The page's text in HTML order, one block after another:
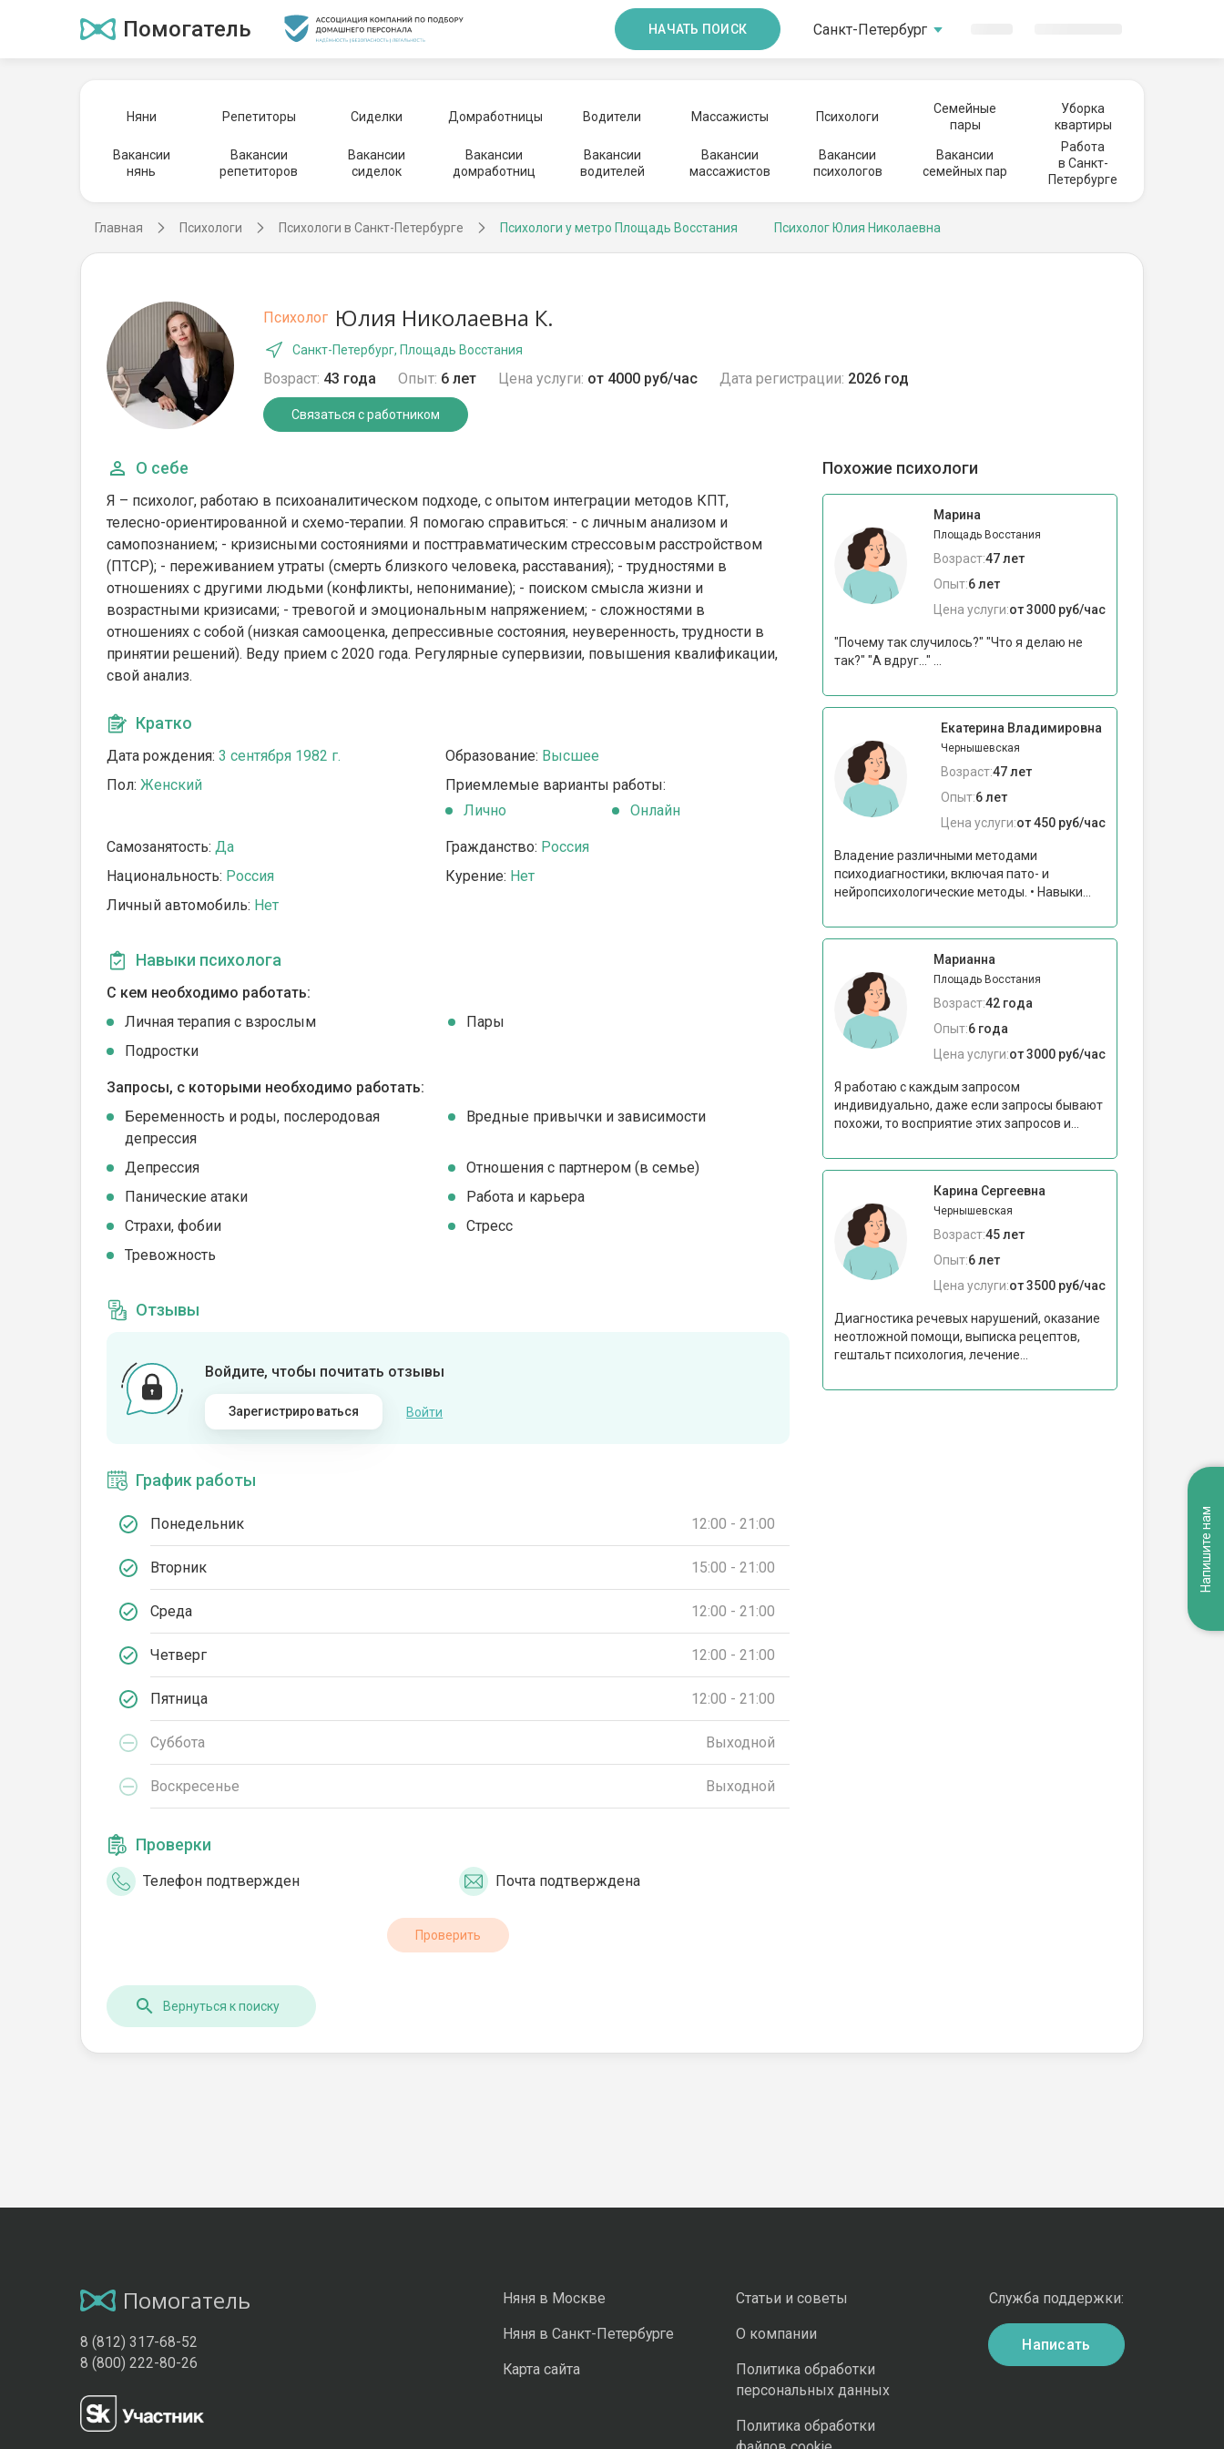
Помогатель НАЧАТЬ ПОИСК Санкт-Петербург
Няни Репетиторы Сиделки Домработницы Водители Массажисты Психологи
Семейные
пары
Уборка
квартиры
Вакансии
нянь
Вакансии
репетиторов
Вакансии
сиделок
Вакансии
домработниц
Вакансии
водителей
Вакансии
массажистов
Вакансии
психологов
Вакансии
семейных пар
Работа
в Санкт-
Петербурге
Главная Психологи Психологи в Санкт-Петербурге Психологи у метро Площадь Восстания Психолог Юлия Николаевна
Психолог Юлия Николаевна К.
Санкт-Петербург, Площадь Восстания
Возраст: 43 года Опыт: 6 лет Цена услуги: от 4000 руб/час Дата регистрации: 2026 год
Связаться с работником
О себе
Я – психолог, работаю в психоаналитическом подходе, с опытом интеграции методов КПТ,
телесно-ориентированной и схемо-терапии. Я помогаю справиться: - с личным анализом и
самопознанием; - кризисными состояниями и посттравматическим стрессовым расстройством
(ПТСР); - переживанием утраты (смерть близкого человека, расставания); - трудностями в
отношениях с другими людьми (конфликты, непонимание); - поиском смысла жизни и
возрастными кризисами; - тревогой и эмоциональным напряжением; - сложностями в
отношениях с собой (низкая самооценка, депрессивные состояния, неуверенность, трудности в
принятии решений). Веду прием с 2020 года. Регулярные супервизии, повышения квалификации,
свой анализ.
Кратко
Дата рождения: 3 сентября 1982 г. Образование: Высшее
Пол: Женский
Приемлемые варианты работы:
Лично
Онлайн
Самозанятость: Да Гражданство: Россия
Национальность: Россия Курение: Нет
Личный автомобиль: Нет
Навыки психолога
С кем необходимо работать:
Личная терапия с взрослым
Пары
Подростки
Запросы, с которыми необходимо работать:
Беременность и роды, послеродовая
депрессия
Вредные привычки и зависимости
Депрессия
Отношения с партнером (в семье)
Панические атаки
Работа и карьера
Страхи, фобии
Стресс
Тревожность
Отзывы
Войдите, чтобы почитать отзывы
Зарегистрироваться Войти
График работы
Понедельник 12:00 - 21:00
Вторник 15:00 - 21:00
Среда 12:00 - 21:00
Четверг 12:00 - 21:00
Пятница 12:00 - 21:00
Суббота Выходной
Воскресенье Выходной
Проверки
Телефон подтвержден Почта подтверждена
Проверить
Похожие психологи
Марина
Площадь Восстания
Возраст:47 лет
Опыт:6 лет
Цена услуги:от 3000 руб/час
"Почему так случилось?" "Что я делаю не
так?" "А вдруг..." ...
Екатерина Владимировна
Чернышевская
Возраст:47 лет
Опыт:6 лет
Цена услуги:от 450 руб/час
Владение различными методами
психодиагностики, включая пато- и
нейропсихологические методы. • Навыки...
Марианна
Площадь Восстания
Возраст:42 года
Опыт:6 года
Цена услуги:от 3000 руб/час
Я работаю с каждым запросом
индивидуально, даже если запросы бывают
похожи, то восприятие этих запросов и...
Карина Сергеевна
Чернышевская
Возраст:45 лет
Опыт:6 лет
Цена услуги:от 3500 руб/час
Диагностика речевых нарушений, оказание
неотложной помощи, выписка рецептов,
гештальт психология, лечение...
Вернуться к поиску
Помогатель
8 (812) 317-68-52
8 (800) 222-80-26
Няня в Москве
Няня в Санкт-Петербурге
Карта сайта
Статьи и советы
О компании
Политика обработки
персональных данных
Политика обработки
Служба поддержки:
Написать
Напишите нам